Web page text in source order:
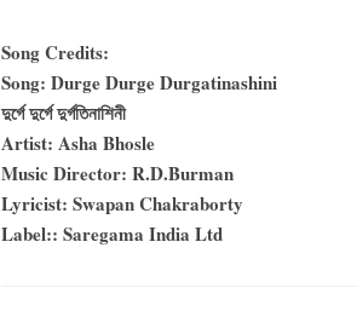
Song Credits:
Song: Durge Durge Durgatinashini
দুর্গে দুর্গে দুর্গতিনাশিনী
Artist: Asha Bhosle
Music Director: R.D.Burman
Lyricist: Swapan Chakraborty
Label:: Saregama India Ltd